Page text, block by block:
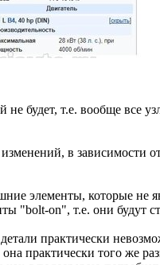
не будет, т.е. вообще все
в зависимости
элементы, которые
"bolt-on", т.е. они будут
практически
она практически того же